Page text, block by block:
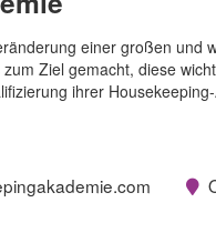
einer großen
Ziel gemacht, diese
ihrer